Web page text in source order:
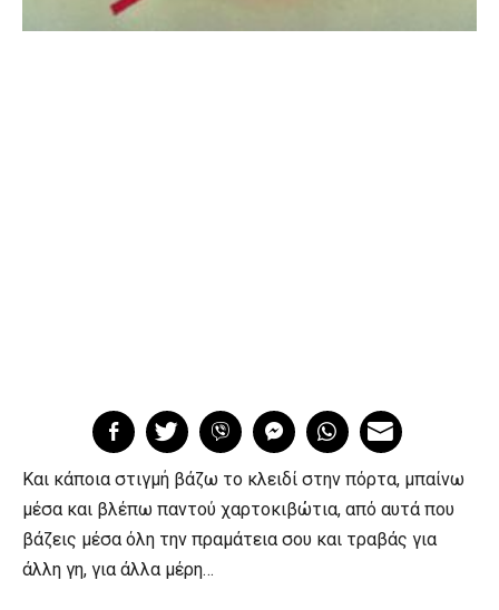
Και κάποια στιγμή βάζω το κλειδί στην πόρτα, μπαίνω
μέσα και βλέπω παντού χαρτοκιβώτια, από αυτά που
βάζεις μέσα όλη την πραμάτεια σου και τραβάς για
άλλη γη, για άλλα μέρη…